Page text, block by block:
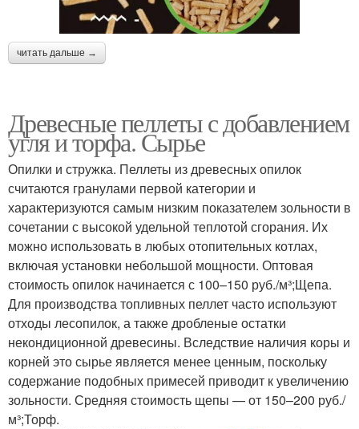
читать дальше →
Древесные пеллеты с добавлением
угля и торфа. Сырье
Опилки и стружка. Пеллеты из древесных опилок
считаются гранулами первой категории и
характеризуются самым низким показателем зольности в
сочетании с высокой удельной теплотой сгорания. Их
можно использовать в любых отопительных котлах,
включая установки небольшой мощности. Оптовая
стоимость опилок начинается с 100–150 руб./м³;Щепа.
Для производства топливных пеллет часто используют
отходы лесопилок, а также дробленые остатки
некондиционной древесины. Вследствие наличия коры и
корней это сырье является менее ценным, поскольку
содержание подобных примесей приводит к увеличению
зольности. Средняя стоимость щепы — от 150–200 руб./
м³;Торф.